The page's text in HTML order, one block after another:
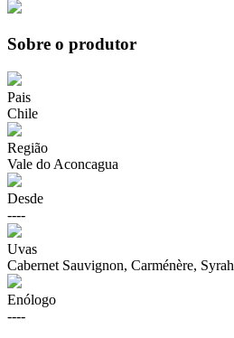
Sobre o produtor
Pais
Chile
Região
Vale do Aconcagua
Desde
----
Uvas
Cabernet Sauvignon, Carménère, Syrah
Enólogo
----